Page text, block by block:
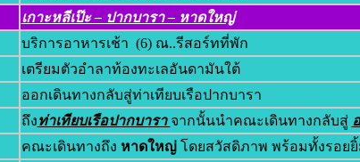
เกาะหลีเป๊ะ – ปากบารา – หาดใหญ่
บริการอาหารเช้า (6) ณ..รีสอร์ทที่พัก
เตรียมตัวอำลาท้องทะเลอันดามันใต้
ออกเดินทางกลับสู่ท่าเทียบเรือปากบารา
ถึงท่าเทียบเรือปากบารา จากนั้นนำคณะเดินทางกลับสู่ อ
คณะเดินทางถึง หาดใหญ่ โดยสวัสดิภาพ พร้อมทั้งรอย